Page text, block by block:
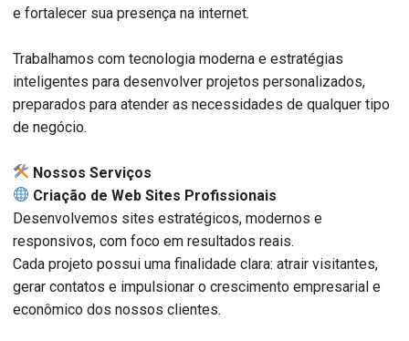
e fortalecer sua presença na internet.
Trabalhamos com tecnologia moderna e estratégias
inteligentes para desenvolver projetos personalizados,
preparados para atender as necessidades de qualquer tipo
de negócio.
️ Nossos Serviços
Criação de Web Sites Profissionais
Desenvolvemos sites estratégicos, modernos e
responsivos, com foco em resultados reais.
Cada projeto possui uma finalidade clara: atrair visitantes,
gerar contatos e impulsionar o crescimento empresarial e
econômico dos nossos clientes.